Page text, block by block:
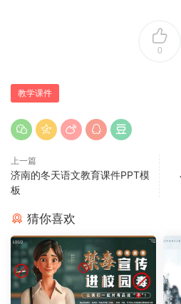
0
教学课件
上一篇
济南的冬天语文教育课件PPT模
板
猜你喜欢